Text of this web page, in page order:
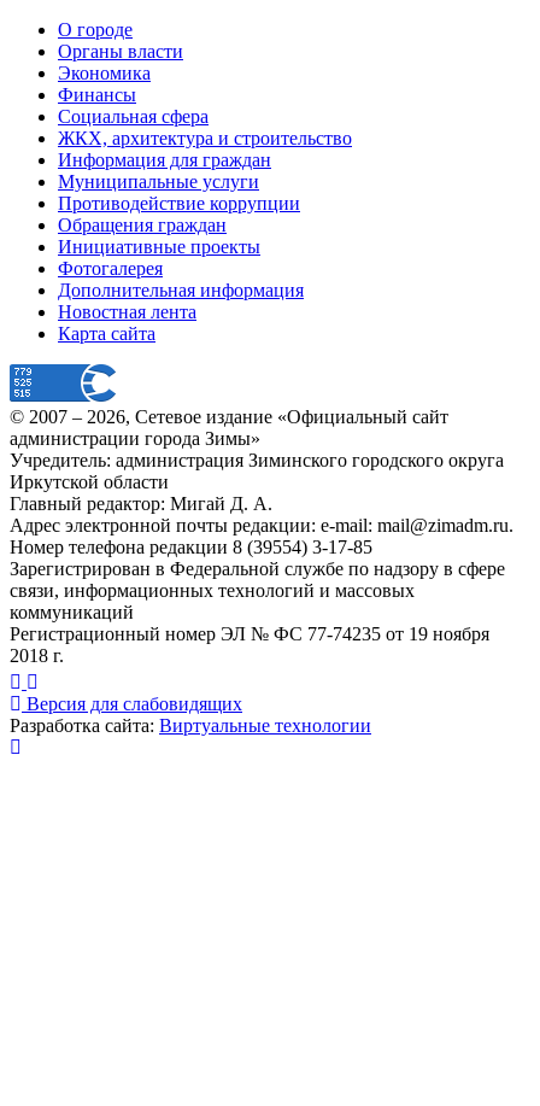
О городе
Органы власти
Экономика
Финансы
Социальная сфера
ЖКХ, архитектура и строительство
Информация для граждан
Муниципальные услуги
Противодействие коррупции
Обращения граждан
Инициативные проекты
Фотогалерея
Дополнительная информация
Новостная лента
Карта сайта
© 2007 – 2026, Сетевое издание «Официальный сайт
администрации города Зимы»
Учредитель: администрация Зиминского городского округа
Иркутской области
Главный редактор: Мигай Д. А.
Адрес электронной почты редакции: e-mail: mail@zimadm.ru.
Номер телефона редакции 8 (39554) 3-17-85
Зарегистрирован в Федеральной службе по надзору в сфере
связи, информационных технологий и массовых
коммуникаций
Регистрационный номер ЭЛ № ФС 77-74235 от 19 ноября
2018 г.
Версия для слабовидящих
Разработка сайта: Виртуальные технологии